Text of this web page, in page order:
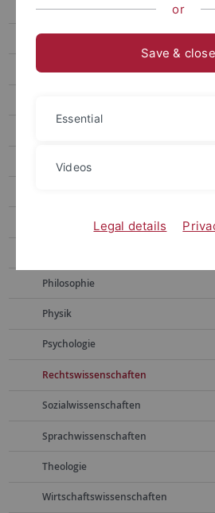
Erziehungswissenschaft und
Mathematik
Neurowissenschaft
Philosophie
Physik
Psychologie
Rechtswissenschaften
Sozialwissenschaften
Sprachwissenschaften
Theologie
Wirtschaftswissenschaften
or
Save & close
Essential
Videos
Legal details